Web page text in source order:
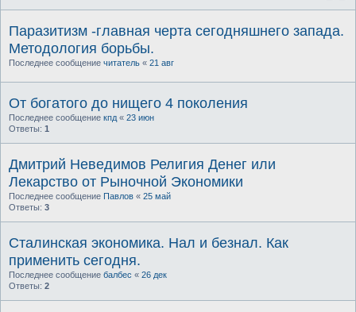
Паразитизм -главная черта сегодняшнего запада.
Методология борьбы.
Последнее сообщение читатель « 21 авг
От богатого до нищего 4 поколения
Последнее сообщение кпд « 23 июн
Ответы: 1
Дмитрий Неведимов Религия Денег или
Лекарство от Рыночной Экономики
Последнее сообщение Павлов « 25 май
Ответы: 3
Сталинская экономика. Нал и безнал. Как
применить сегодня.
Последнее сообщение балбес « 26 дек
Ответы: 2